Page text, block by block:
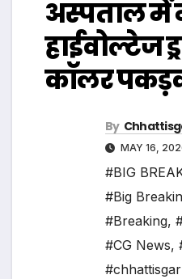
अस्पताल में
हाईवोल्टेज
कॉलर
By
MAY 16,
#BIG
#Big
#Breaking,
#CG News,